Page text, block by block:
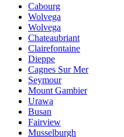
Cabourg
Wolvega
Wolvega
Chateaubriant
Clairefontaine
Dieppe
Cagnes Sur Mer
Seymour
Mount Gambier
Urawa
Busan
Fairview
Musselburgh